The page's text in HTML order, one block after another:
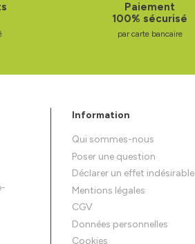
Paiement
100% sécurisé
par carte bancaire
Information
Qui sommes-nous
Poser une question
Déclarer un effet indésirable
Mentions légales
CGV
Données personnelles
Cookies